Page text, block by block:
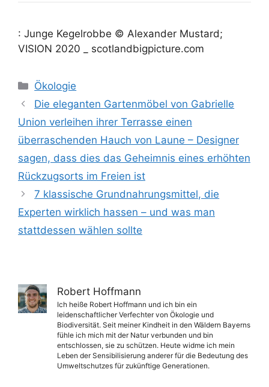
: Junge Kegelrobbe © Alexander Mustard;
VISION 2020 _ scotlandbigpicture.com
Kategorien
Ökologie
Die eleganten Gartenmöbel von Gabrielle
Union verleihen ihrer Terrasse einen
überraschenden Hauch von Laune – Designer
sagen, dass dies das Geheimnis eines erhöhten
Rückzugsorts im Freien ist
7 klassische Grundnahrungsmittel, die
Experten wirklich hassen – und was man
stattdessen wählen sollte
Robert Hoffmann
Ich heiße Robert Hoffmann und ich bin ein
leidenschaftlicher Verfechter von Ökologie und
Biodiversität. Seit meiner Kindheit in den Wäldern Bayerns
fühle ich mich mit der Natur verbunden und bin
entschlossen, sie zu schützen. Heute widme ich mein
Leben der Sensibilisierung anderer für die Bedeutung des
Umweltschutzes für zukünftige Generationen.